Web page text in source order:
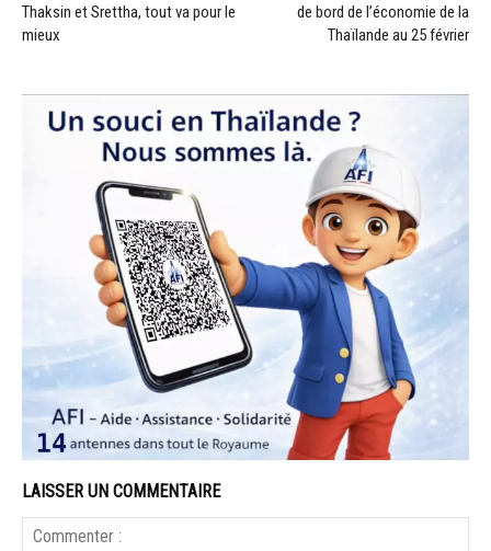
Thaksin et Srettha, tout va pour le
mieux
de bord de l’économie de la
Thaïlande au 25 février
LAISSER UN COMMENTAIRE